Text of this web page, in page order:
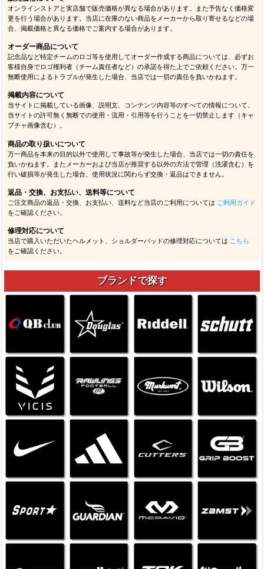
オンラインストアと実店舗で販売価格が異なる場合があります。また予告なく価格変
更を行う場合があります。当店に在庫のない商品をメーカーから取り寄せるなどの場
合、掲載価格と異なる価格でご案内する場合があります。
オーダー商品について
記念品など特定チームのロゴ等を使用してオーダー作成する商品については、必ずお
客様自身でロゴ権利者（チーム責任者など）の承諾を得た上でご依頼ください。万一
無断使用によるトラブルが発生した場合、当店では一切の責任を負いかねます。
掲載内容について
当サイトに掲載している画像、説明文、コンテンツ内容等のすべての情報について、
当サイトの許可無く無断での使用・流用・引用等を行うことを一切禁止します（キャ
プチャ画像含む）。
商品の取り扱いについて
万一商品を本来の目的以外で使用して事故等が発生した場合、当店では一切の責任を
負いかねます。またメーカーおよび当店が推奨する以外の方法で管理（洗濯含む）を
行い破損等が発生した場合、使用状況に関わらず交換・返品はできません。
返品・交換、お支払い、送料等について
ご注文商品の返品・交換、お支払い、送料など当店のご利用については ご利用ガイド
をご確認ください。
修理対応について
当店で購入いただいたヘルメット、ショルダーパッドの修理対応については こちら
をご確認ください。
ブランドで探す